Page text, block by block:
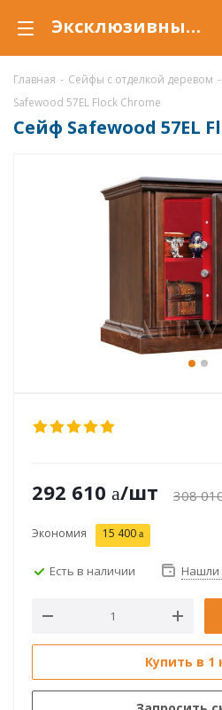
Эксклюзивный сейф Safewood 57EL Flock Chrome с отделкой деревом
Главная - Сейфы с отделкой деревом -
Safewood 57EL Flock Chrome
Сейф Safewood 57EL
292 610 /шт 308
Экономия 15 400
Есть в наличии Нашли
Купить в 1